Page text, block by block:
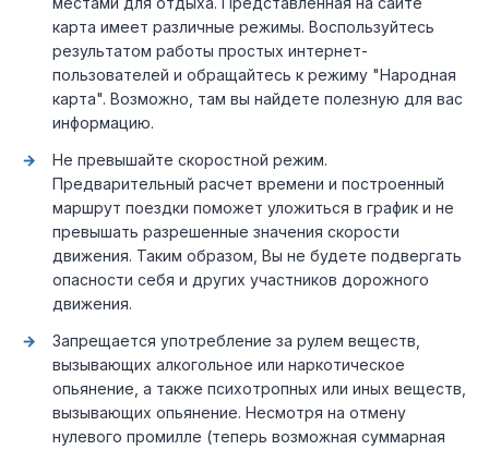
карта имеет различные режимы. Воспользуйтесь
результатом работы простых интернет-
пользователей и обращайтесь к режиму "Народная
карта". Возможно, там вы найдете полезную для вас
информацию.
Не превышайте скоростной режим.
Предварительный расчет времени и построенный
маршрут поездки поможет уложиться в график и не
превышать разрешенные значения скорости
движения. Таким образом, Вы не будете подвергать
опасности себя и других участников дорожного
движения.
Запрещается употребление за рулем веществ,
вызывающих алкогольное или наркотическое
опьянение, а также психотропных или иных веществ,
вызывающих опьянение. Несмотря на отмену
нулевого промилле (теперь возможная суммарная